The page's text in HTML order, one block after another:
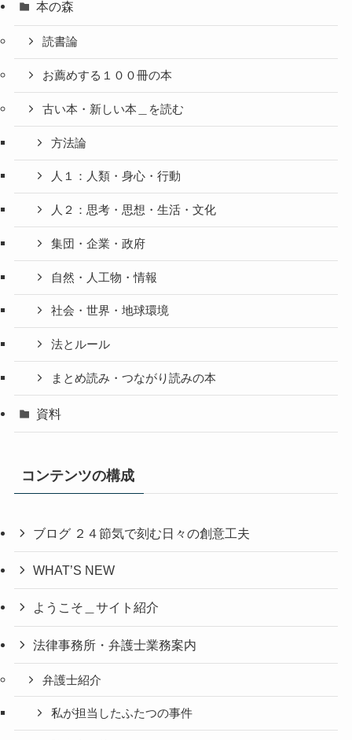
本の森
読書論
お薦めする１００冊の本
古い本・新しい本＿を読む
方法論
人１：人類・身心・行動
人２：思考・思想・生活・文化
集団・企業・政府
自然・人工物・情報
社会・世界・地球環境
法とルール
まとめ読み・つながり読みの本
資料
コンテンツの構成
ブログ ２４節気で刻む日々の創意工夫
WHAT’S NEW
ようこそ＿サイト紹介
法律事務所・弁護士業務案内
弁護士紹介
私が担当したふたつの事件